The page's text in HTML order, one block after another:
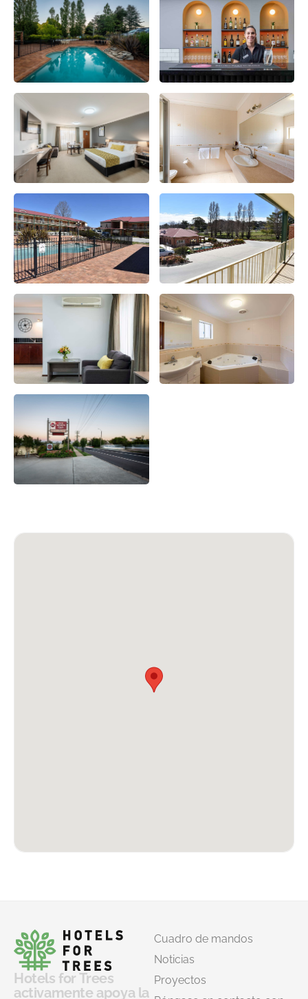
Hotels for Trees
activamente apoya la
Cuadro de mandos
Noticias
Proyectos